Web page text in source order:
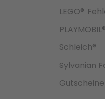
LEGO®
PLAYMOBIL®
Schleich®
Sylvanian